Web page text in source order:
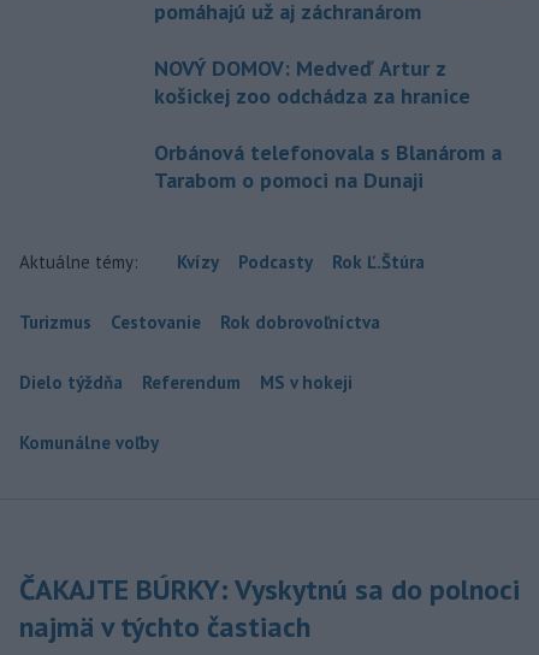
pomáhajú už aj záchranárom
NOVÝ DOMOV: Medveď Artur z
košickej zoo odchádza za hranice
Orbánová telefonovala s Blanárom a
Tarabom o pomoci na Dunaji
Aktuálne témy: Kvízy Podcasty Rok Ľ.Štúra
Turizmus Cestovanie Rok dobrovoľníctva
Dielo týždňa Referendum MS v hokeji
Komunálne voľby
ČAKAJTE BÚRKY: Vyskytnú sa do polnoci
najmä v týchto častiach